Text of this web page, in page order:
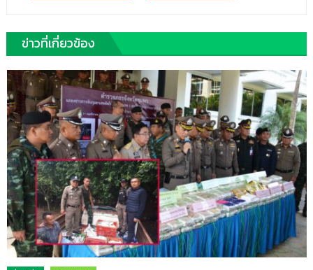
ข่าวที่เกี่ยวข้อง